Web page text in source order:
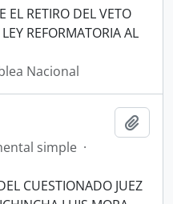
EL RETIRO DEL VETO
REFORMATORIA AL
Nacional
simple ·
CUESTIONADO JUEZ